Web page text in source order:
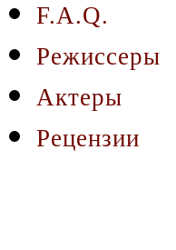
F.A.Q.
Режиссеры
Актеры
Рецензии